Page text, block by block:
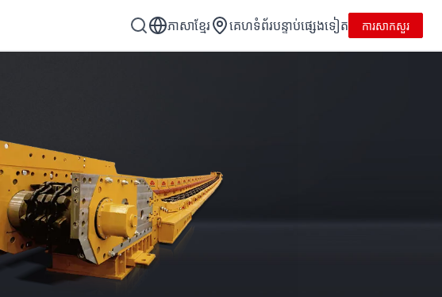
ភាសាខ្មែរ គេហទំព័របន្ទាប់ផ្សេងទៀត ការសាកសួរ